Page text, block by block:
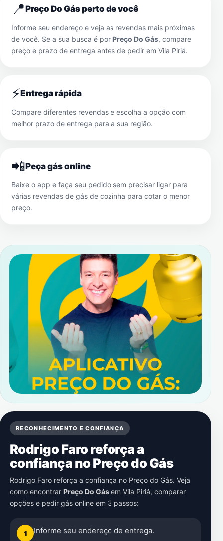
📍Preço Do Gás perto de você
Informe seu endereço e veja as revendas mais próximas
de você. Se a sua busca é por Preço Do Gás, compare
preço e prazo de entrega antes de pedir em Vila Piriá.
⚡Entrega rápida
Compare diferentes revendas e escolha a opção com
melhor prazo de entrega para a sua região.
📲Peça gás online
Baixe o app e faça seu pedido sem precisar ligar para
várias revendas de gás de cozinha para cotar o menor
preço.
RECONHECIMENTO E CONFIANÇA
Rodrigo Faro reforça a
confiança no Preço do Gás
Rodrigo Faro reforça a confiança no Preço do Gás. Veja
como encontrar Preço Do Gás em Vila Piriá, comparar
opções e pedir gás online em 3 passos:
1 Informe seu endereço de entrega.